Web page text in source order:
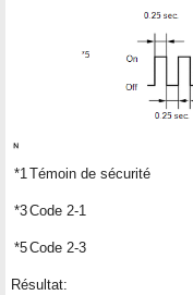
*1 Témoin de sécurité
*3Code 2-1
*5Code 2-3
Résultat: